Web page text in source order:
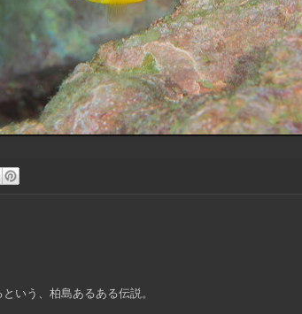
いう、柏島あるある伝説。